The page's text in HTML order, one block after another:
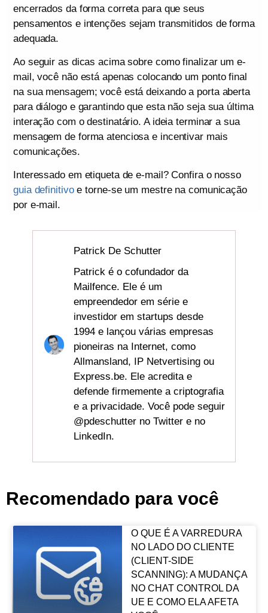
encerrados da forma correta para que seus
pensamentos e intenções sejam transmitidos de forma
adequada.
Ao seguir as dicas acima sobre como finalizar um e-
mail, você não está apenas colocando um ponto final
na sua mensagem; você está deixando a porta aberta
para diálogo e garantindo que esta não seja sua última
interação com o destinatário. A ideia terminar a sua
mensagem de forma atenciosa e incentivar mais
comunicações.
Interessado em etiqueta de e-mail? Confira o nosso
guia definitivoe torne-se um mestre na comunicação
por e-mail.
Patrick De Schutter
Patrick é o cofundador da
Mailfence. Ele é um
empreendedor em série e
investidor em startups desde
1994 e lançou várias empresas
pioneiras na Internet, como
Allmansland, IP Netvertising ou
Express.be. Ele acredita e
defende firmemente a criptografia
e a privacidade. Você pode seguir
@pdeschutter no Twitter e no
LinkedIn.
Recomendado para você
O QUE É A VARREDURA
NO LADO DO CLIENTE
(CLIENT-SIDE
SCANNING): A MUDANÇA
NO CHAT CONTROL DA
UE E COMO ELA AFETA